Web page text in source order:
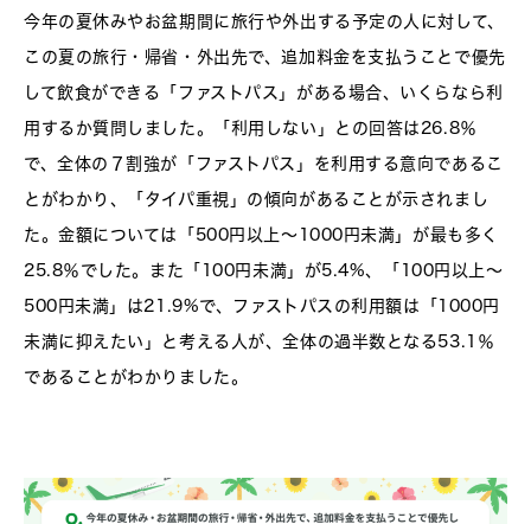
今年の夏休みやお盆期間に旅行や外出する予定の人に対して、
この夏の旅行・帰省・外出先で、追加料金を支払うことで優先
して飲食ができる「ファストパス」がある場合、いくらなら利
用するか質問しました。「利用しない」との回答は26.8％
で、全体の７割強が「ファストパス」を利用する意向であるこ
とがわかり、「タイパ重視」の傾向があることが示されまし
た。金額については「500円以上～1000円未満」が最も多く
25.8％でした。また「100円未満」が5.4%、「100円以上～
500円未満」は21.9%で、ファストパスの利用額は「1000円
未満に抑えたい」と考える人が、全体の過半数となる53.1％
であることがわかりました。